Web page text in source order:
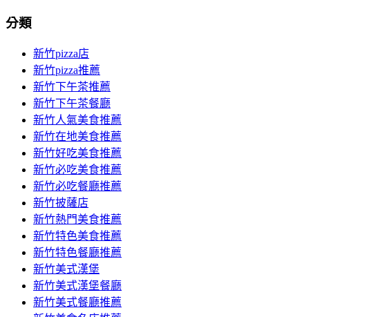
分類
新竹pizza店
新竹pizza推薦
新竹下午茶推薦
新竹下午茶餐廳
新竹人氣美食推薦
新竹在地美食推薦
新竹好吃美食推薦
新竹必吃美食推薦
新竹必吃餐廳推薦
新竹披薩店
新竹熱門美食推薦
新竹特色美食推薦
新竹特色餐廳推薦
新竹美式漢堡
新竹美式漢堡餐廳
新竹美式餐廳推薦